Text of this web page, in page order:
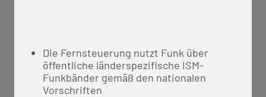
Die Fernsteuerung nutzt Funk über
öffentliche länderspezifische ISM-
Funkbänder gemäß den nationalen
Vorschriften